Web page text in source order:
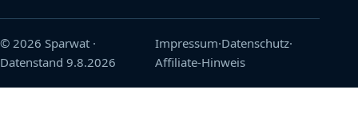
© 2026 Sparwat ·
Datenstand 9.8.2026
Impressum·Datenschutz·
Affiliate-Hinweis